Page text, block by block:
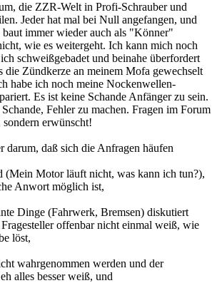
die ZZR-Welt in Profi-Schrauber und
Jeder hat mal bei Null angefangen, und
baut immer wieder auch als "Könner"
wie es weitergeht. Ich kann mich noch
schweißgebadet und beinahe überfordert
die Zündkerze an meinem Mofa gewechselt
habe ich noch meine Nockenwellen-
Es ist keine Schande Anfänger zu sein.
Fehler zu machen. Fragen im Forum
erwünscht!
darum, daß sich die Anfragen häufen
(Mein Motor läuft nicht, was kann ich tun?),
Anwort möglich ist,
Dinge (Fahrwerk, Bremsen) diskutiert
offenbar nicht einmal weiß, wie
löst,
wahrgenommen werden und der
alles besser weiß, und